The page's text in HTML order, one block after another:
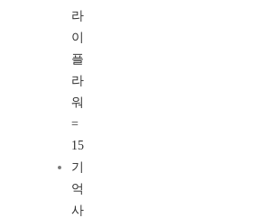
라
이
플
라
워
=
15
기
억
사